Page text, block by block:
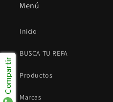
Menú
Inicio
BUSCA TU REFA
Productos
Marcas
Compartir